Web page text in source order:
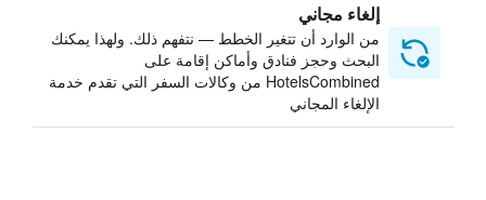
إلغاء مجاني
من الوارد أن تتغير الخطط — نتفهم ذلك. ولهذا يمكنك
البحث وحجز فنادق وأماكن إقامة على
HotelsCombined من وكالات السفر التي تقدم خدمة
الإلغاء المجاني